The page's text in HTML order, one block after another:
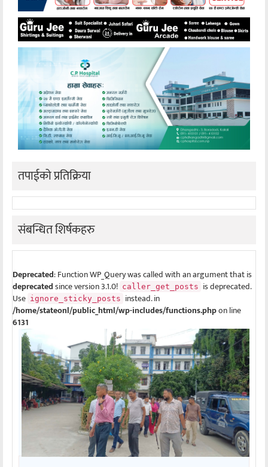
तपाईको प्रतिक्रिया
संबन्धित शिर्षकहरु
Deprecated: Function WP_Query was called with an argument that is
deprecatedsince version 3.1.0! caller_get_posts is deprecated.
Use ignore_sticky_posts instead. in
/home/stateonl/public_html/wp-includes/functions.phpon line
6131